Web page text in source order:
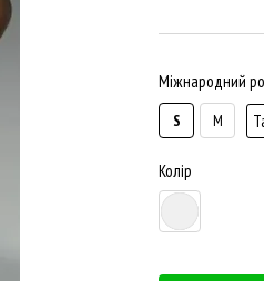
Міжнародний
S M
Колір